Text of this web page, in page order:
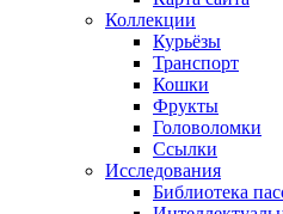
Коллекции
Курьёзы
Транспорт
Кошки
Фрукты
Головоломки
Ссылки
Исследования
Библиотека